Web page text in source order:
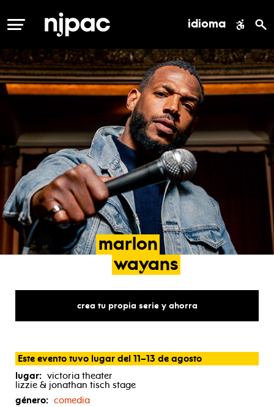
MENÚ idioma
marlon
wayans
crea tu propia serie y ahorra
Este evento tuvo lugar del 11–13 de agosto
lugar: victoria theater
lizzie & jonathan tisch stage
género: comedia